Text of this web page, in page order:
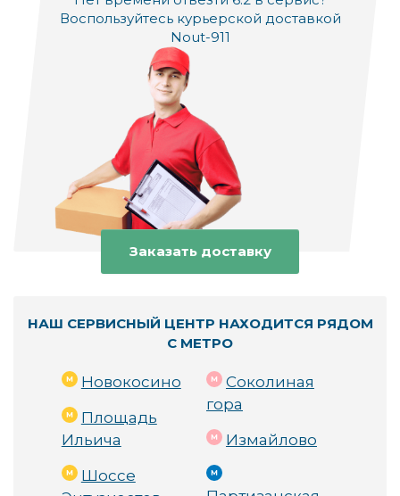
Воспользуйтесь курьерской доставкой
Nout-911
Заказать доставку
НАШ СЕРВИСНЫЙ ЦЕНТР НАХОДИТСЯ РЯДОМ
С МЕТРО
Новокосино
Площадь
Ильича
Шоссе
Соколиная
гора
Измайлово